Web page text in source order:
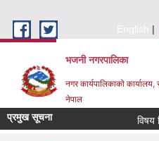
English
भजनी नगरपालिका
नगर कार्यपालिकाको
नेपाल
प्रमुख सूचना विषय